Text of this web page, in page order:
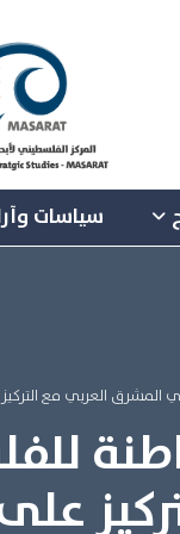
سياسات
العربي مع التركيز
على